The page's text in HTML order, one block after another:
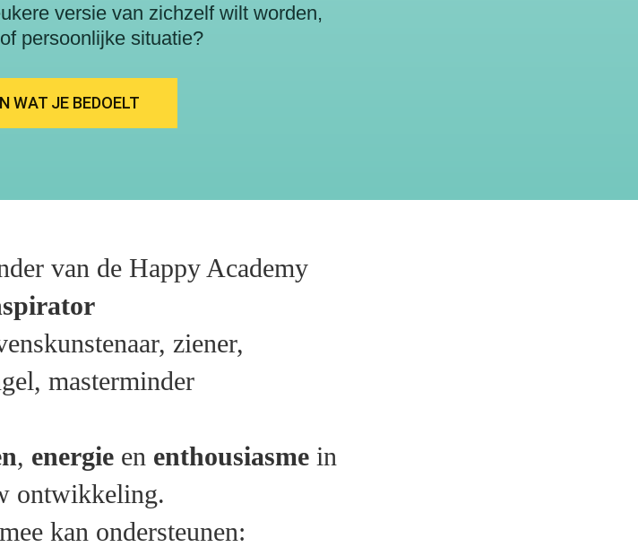
versie van zichzelf wilt worden,
persoonlijke situatie?
WAT JE BEDOELT
van de Happy Academy
ziener,
masterminder
, energieen enthousiasmein
ontwikkeling.
kan ondersteunen: